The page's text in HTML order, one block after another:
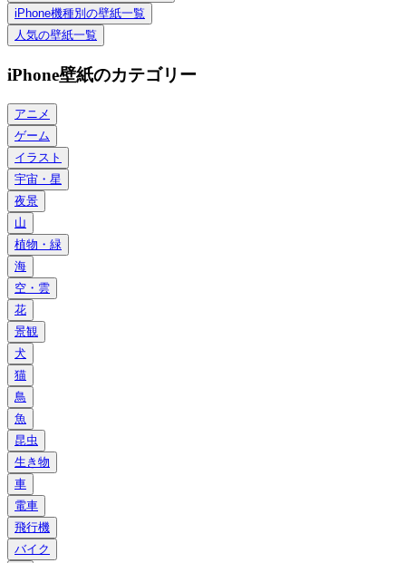
iPhone機種別の壁紙一覧
人気の壁紙一覧
iPhone壁紙のカテゴリー
アニメ
ゲーム
イラスト
宇宙・星
夜景
山
植物・緑
海
空・雲
花
景観
犬
猫
鳥
魚
昆虫
生き物
車
電車
飛行機
バイク